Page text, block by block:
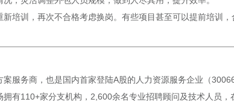
培训，再次不合格考虑换岗。有些项目甚至可以提前培训，
服务商，也是国内首家登陆A股的人力资源服务企业（
有110+家分支机构，2,600余名专业招聘顾问及技术人员